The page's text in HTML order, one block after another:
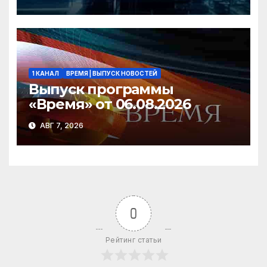
1 КАНАЛ ВРЕМЯ | ВЫПУСК НОВОСТЕЙ
Выпуск программы
«Время» от 06.08.2026
АВГ 7, 2026
0
Рейтинг статьи